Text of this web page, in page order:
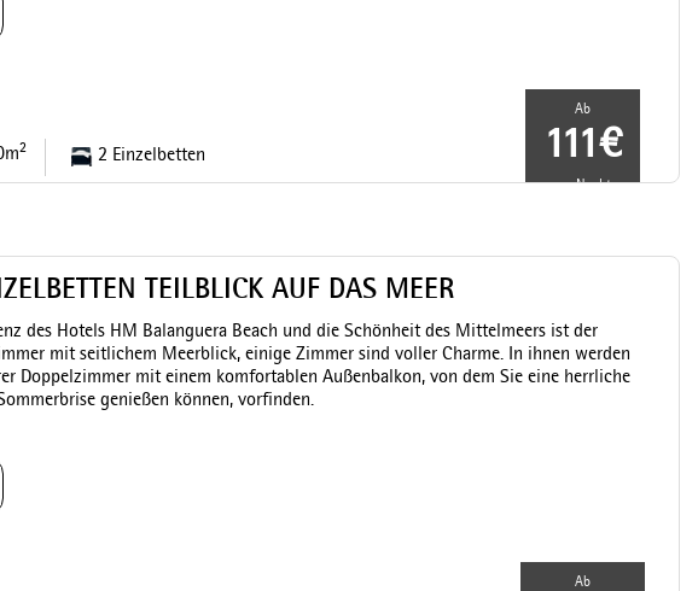
2 2 Einzelbetten
Ab
111€
pro Nacht
TEILBLICK AUF DAS MEER
des Hotels HM Balanguera Beach und die Schönheit des Mittelmeers ist der
mit seitlichem Meerblick, einige Zimmer sind voller Charme. In ihnen werden
Doppelzimmer mit einem komfortablen Außenbalkon, von dem Sie eine herrliche
genießen können, vorfinden.
Ab